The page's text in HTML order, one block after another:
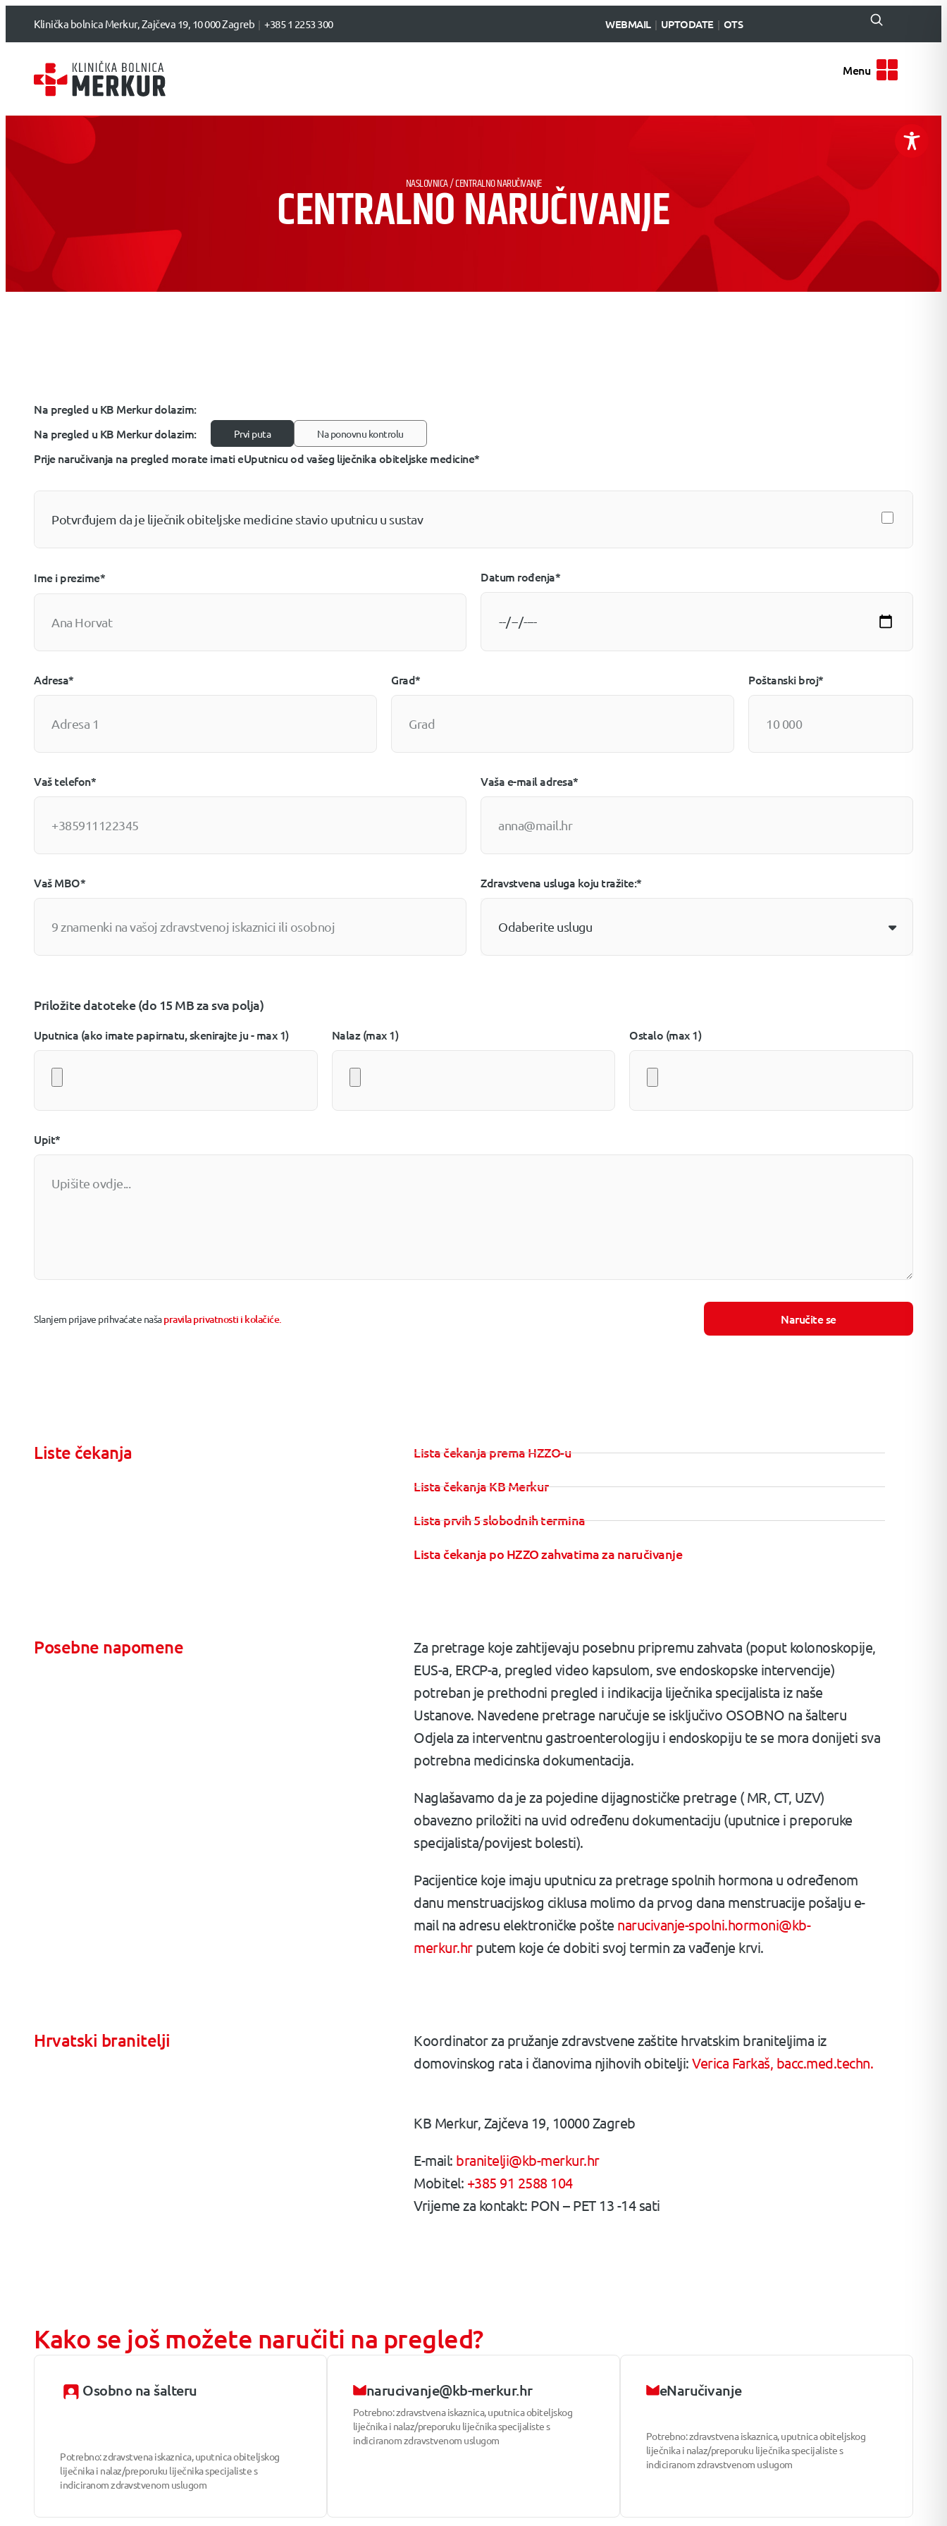
Klinička bolnica Merkur, Zajčeva 19, 10 000 Zagreb +385 1 2253 300 WEBMAIL UPTODATE OTS
Menu
NASLOVNICA/CENTRALNO NARUČIVANJE
CENTRALNO NARUČIVANJE
Na pregled u KB Merkur dolazim:
Prvi puta Na ponovnu kontrolu
Prije naručivanja na pregled morate imati eUputnicu od vašeg liječnika obiteljske medicine*
Potvrđujem da je liječnik obiteljske medicine stavio uputnicu u sustav
Ime i prezime* Datum rođenja*
Adresa* Grad* Poštanski broj*
Vaš telefon* Vaša e-mail adresa*
Vaš MBO* Zdravstvena usluga koju tražite:*
Odaberite uslugu
Priložite datoteke (do 15 MB za sva polja)
Uputnica (ako imate papirnatu, skenirajte ju - max 1) Nalaz (max 1) Ostalo (max 1)
Upit*
Slanjem prijave prihvaćate našapravila privatnosti i kolačiće. Naručite se
Liste čekanja Lista čekanja prema HZZO-u
Lista čekanja KB Merkur
Lista prvih 5 slobodnih termina
Lista čekanja po HZZO zahvatima za naručivanje
Posebne napomene
Za pretrage koje zahtijevaju posebnu pripremu zahvata (poput kolonoskopije,
EUS-a, ERCP-a, pregled video kapsulom, sve endoskopske intervencije)
potreban je prethodni pregled i indikacija liječnika specijalista iz naše
Ustanove. Navedene pretrage naručuje se isključivo OSOBNO na šalteru
Odjela za interventnu gastroenterologiju i endoskopiju te se mora donijeti sva
potrebna medicinska dokumentacija.
Naglašavamo da je za pojedine dijagnostičke pretrage ( MR, CT, UZV)
obavezno priložiti na uvid određenu dokumentaciju (uputnice i preporuke
specijalista/povijest bolesti).
Pacijentice koje imaju uputnicu za pretrage spolnih hormona u određenom
danu menstruacijskog ciklusa molimo da prvog dana menstruacije pošalju e-
mail na adresu elektroničke pošte narucivanje-spolni.hormoni@kb-
merkur.hrputem koje će dobiti svoj termin za vađenje krvi.
Hrvatski branitelji
Koordinator za pružanje zdravstvene zaštite hrvatskim braniteljima iz
domovinskog rata i članovima njihovih obitelji:Verica Farkaš, bacc.med.techn.
KB Merkur, Zajčeva 19, 10000 Zagreb
E-mail: branitelji@kb-merkur.hr
Mobitel: +385 91 2588 104
Vrijeme za kontakt: PON – PET 13 -14 sati
Kako se još možete naručiti na pregled?
Osobno na šalteru
Potrebno: zdravstvena iskaznica, uputnica obiteljskog
liječnika i nalaz/preporuku liječnika specijaliste s
indiciranom zdravstvenom uslugom
narucivanje@kb-merkur.hr
Potrebno: zdravstvena iskaznica, uputnica obiteljskog
liječnika i nalaz/preporuku liječnika specijaliste s
indiciranom zdravstvenom uslugom
eNaručivanje
Potrebno: zdravstvena iskaznica, uputnica obiteljskog
liječnika i nalaz/preporuku liječnika specijaliste s
indiciranom zdravstvenom uslugom